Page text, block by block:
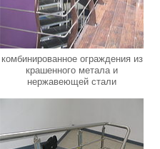
комбинированное ограждения из
крашенного метала и
нержавеющей стали